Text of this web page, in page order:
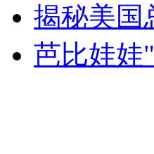
外交部：有关国家言论
揭秘美国
芭比娃娃